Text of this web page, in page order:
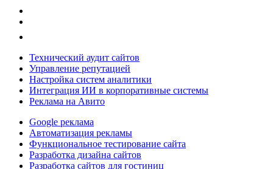
Технический аудит сайтов
Управление репутацией
Настройка систем аналитики
Интеграция ИИ в корпоративные системы
Реклама на Авито
Google реклама
Автоматизация рекламы
Функциональное тестирование сайта
Разработка дизайна сайтов
Разработка сайтов для гостиниц